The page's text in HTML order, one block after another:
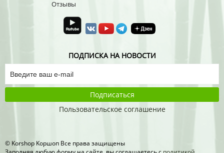
Отзывы
ПОДПИСКА НА НОВОСТИ
Подписаться
Пользовательское соглашение
© Korshop Koршоп Все права защищены